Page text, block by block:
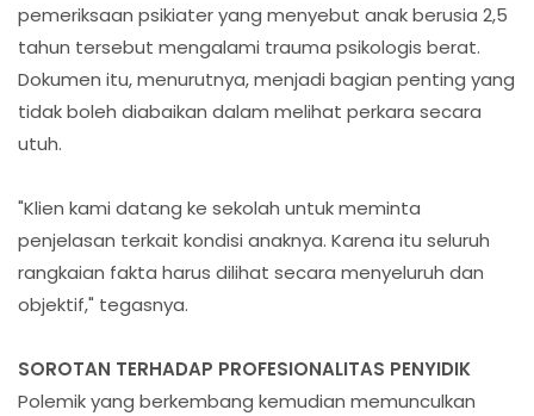
pemeriksaan psikiater yang menyebut anak berusia 2,5
tahun tersebut mengalami trauma psikologis berat.
Dokumen itu, menurutnya, menjadi bagian penting yang
tidak boleh diabaikan dalam melihat perkara secara
utuh.
"Klien kami datang ke sekolah untuk meminta
penjelasan terkait kondisi anaknya. Karena itu seluruh
rangkaian fakta harus dilihat secara menyeluruh dan
objektif," tegasnya.
SOROTAN TERHADAP PROFESIONALITAS PENYIDIK
Polemik yang berkembang kemudian memunculkan